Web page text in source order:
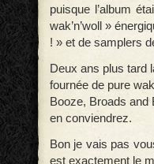
puisque l’album
wak’n’woll »
! » et de samplers
Deux ans plus tard
fournée de pure
Booze, Broads and
en conviendrez.
Bon je vais pas
est exactement le